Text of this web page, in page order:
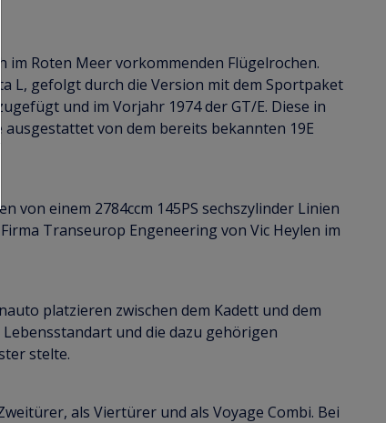
Roten Meer vorkommenden Flügelrochen.
L, gefolgt durch die Version mit dem Sportpaket
und im Vorjahr 1974 der GT/E. Diese in
von dem bereits bekannten 19E
von einem 2784ccm 145PS sechszylinder Linien
Transeurop Engeneering von Vic Heylen im
platzieren zwischen dem Kadett und dem
und die dazu gehörigen
stelte.
als Viertürer und als Voyage Combi. Bei